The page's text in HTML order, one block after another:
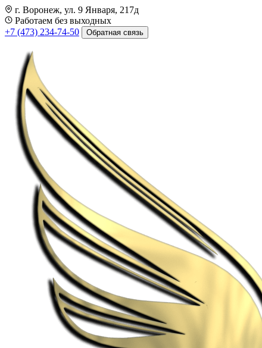
г. Воронеж, ул. 9 Января, 217д
Работаем без выходных
+7 (473) 234-74-50
Обратная связь